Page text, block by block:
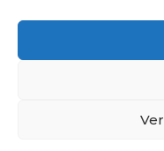
Privacidad